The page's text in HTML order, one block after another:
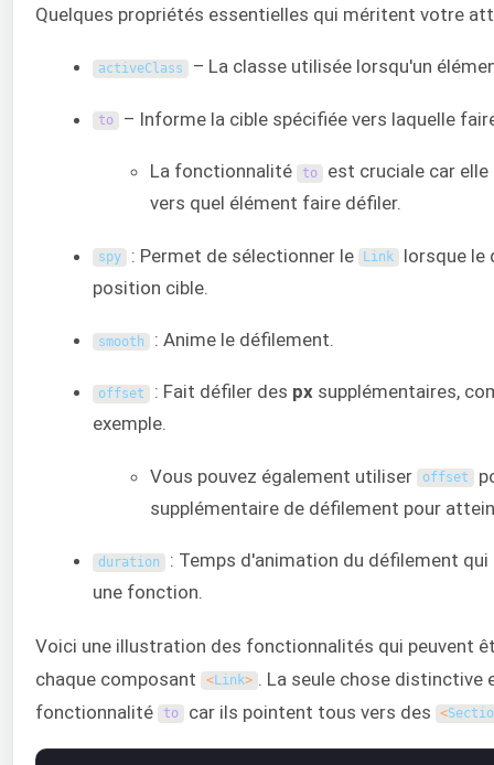
Quelques propriétés essentielles qui méritent votre
activeClass – La classe utilisée lorsqu'un
to – Informe la cible spécifiée vers laquelle
La fonctionnalité to est cruciale car elle
vers quel élément faire défiler.
spy : Permet de sélectionner le Link
lorsque le
position cible.
smooth : Anime le défilement.
offset : Fait défiler des pxsupplémentaires,
exemple.
Vous pouvez également utiliser offset
supplémentaire de défilement pour
duration : Temps d'animation du défilement qui
une fonction.
Voici une illustration des fonctionnalités qui peuvent
chaque composant
<Link> . La seule chose distinctive
fonctionnalité
to car ils pointent tous vers des <